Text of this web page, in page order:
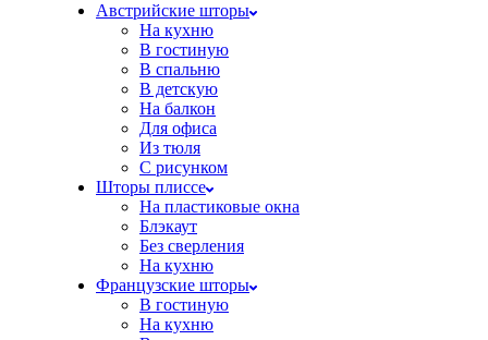
Австрийские шторы
На кухню
В гостиную
В спальню
В детскую
На балкон
Для офиса
Из тюля
С рисунком
Шторы плиссе
На пластиковые окна
Блэкаут
Без сверления
На кухню
Французские шторы
В гостиную
На кухню